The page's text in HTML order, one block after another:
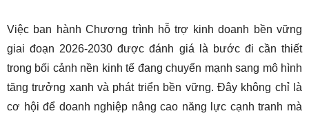
Việc ban hành Chương trình hỗ trợ kinh doanh bền vững
giai đoạn 2026-2030 được đánh giá là bước đi cần thiết
trong bối cảnh nền kinh tế đang chuyển mạnh sang mô hình
tăng trưởng xanh và phát triển bền vững. Đây không chỉ là
cơ hội để doanh nghiệp nâng cao năng lực cạnh tranh mà